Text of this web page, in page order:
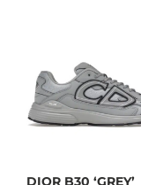
DIOR B30 ‘GREY’